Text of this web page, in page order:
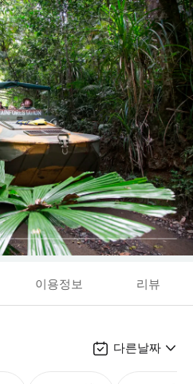
이용정보 리뷰
다른날짜